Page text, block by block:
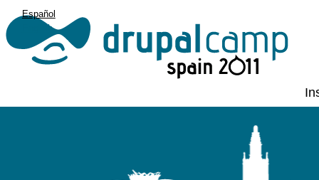
Español
English